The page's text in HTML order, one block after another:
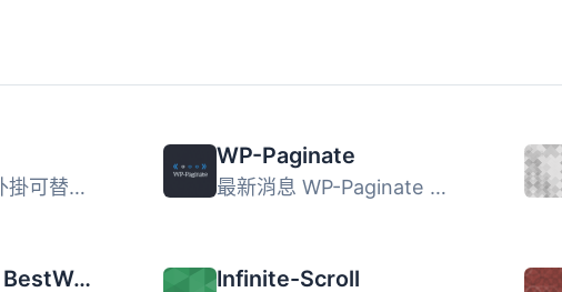
WP-PageNavi 外掛可替換舊有的文章導航連結，提供更美觀的分...
WP-Paginate
最新消息 WP-Paginate 是一個簡單靈活的分頁外掛，可為您的 W...
Pagination by BestWebSoft – Customizable WordPress Content Splitter and Navigation Plugin Infinite-Scroll